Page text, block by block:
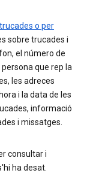
o per
sobre trucades i
el número de
que rep la
les adreces
i la data de les
informació
i missatges.
consultar i
ha desat.